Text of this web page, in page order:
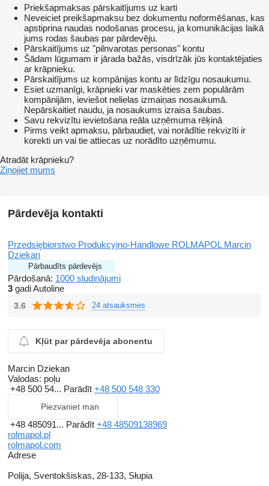
Priekšapmaksas pārskaitījums uz karti
Neveiciet preikšapmaksu bez dokumentu noformēšanas, kas
apstiprina naudas nodošanas procesu, ja komunikācijas laikā
jums rodas šaubas par pārdevēju.
Pārskaitījums uz "pilnvarotas personas" kontu
Šādam lūgumam ir jārada bažās, visdrīzāk jūs kontaktējaties
ar krāpnieku.
Pārskaitījums uz kompānijas kontu ar līdzīgu nosaukumu.
Esiet uzmanīgi, krāpnieki var maskēties zem populārām
kompānijām, ieviešot nelielas izmaiņas nosaukumā.
Nepārskaitiet naudu, ja nosaukums izraisa šaubas.
Savu rekvizītu ievietošana reāla uzņēmuma rēķinā
Pirms veikt apmaksu, pārbaudiet, vai norādītie rekvizīti ir
korekti un vai tie attiecas uz norādīto uzņēmumu.
Atradāt krāpnieku?
Ziņojiet mums
Pārdevēja kontakti
Przedsiębiorstwo Produkcyjno-Handlowe ROLMAPOL Marcin
Dziekan
Pārbaudīts pārdevējs
Pārdošanā: 1000 sludinājumi
3 gadi Autoline
3.6 24 atsauksmes
Kļūt par pārdevēja abonentu
Marcin Dziekan
Valodas: poļu
+48 500 54... Parādīt +48 500 548 330
Piezvaniet man
+48 485091... Parādīt +48 48509138969
rolmapol.pl
rolmapol.com
Adrese
Polija, Sventokšiskas, 28-133, Słupia